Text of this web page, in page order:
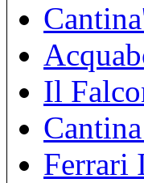
Il
Ferrari